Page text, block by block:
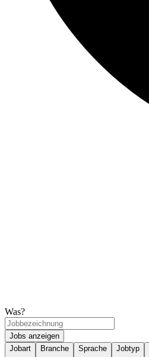
Was?
Jobs anzeigen
Jobart
Branche Sprache Jobtyp